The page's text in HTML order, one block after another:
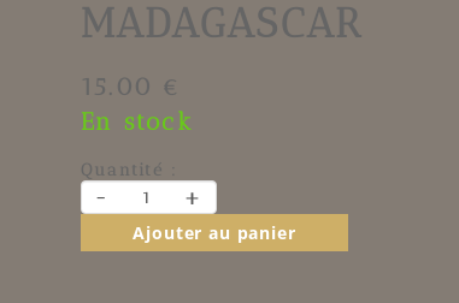
MADAGASCAR
15.00 €
En stock
Quantité :
- +
Ajouter au panier